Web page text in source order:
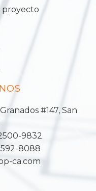
#147, San
9832
8088
ca.com